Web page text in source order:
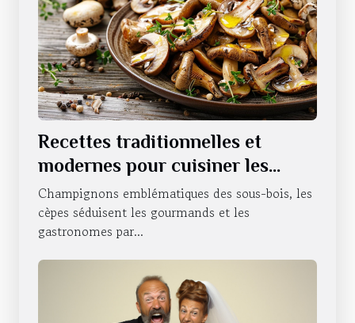
Recettes traditionnelles et
modernes pour cuisiner les
cèpes
Champignons emblématiques des sous-bois, les
cèpes séduisent les gourmands et les
gastronomes par...